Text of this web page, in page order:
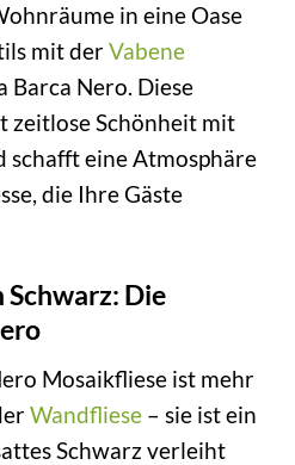
in eine Oase
mit derVabene
Barca Nero. Diese
zeitlose Schönheit mit
schafft eine Atmosphäre
die Ihre Gäste
Die
Mosaikfliese ist mehr
Wandfliese – sie ist ein
Schwarz verleiht